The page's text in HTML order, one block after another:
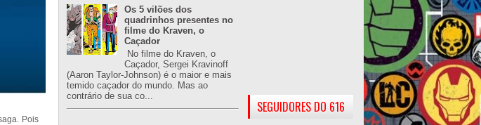
Pois
Os 5 vilões dos
quadrinhos presentes no
filme do Kraven, o
Caçador
No filme do Kraven, o
Caçador, Sergei Kravinoff
(Aaron Taylor-Johnson) é o maior e mais
temido caçador do mundo. Mas ao
contrário de sua co...
SEGUIDORES DO 616